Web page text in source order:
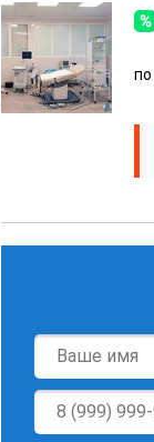
по
Имя
*
Телефон
*